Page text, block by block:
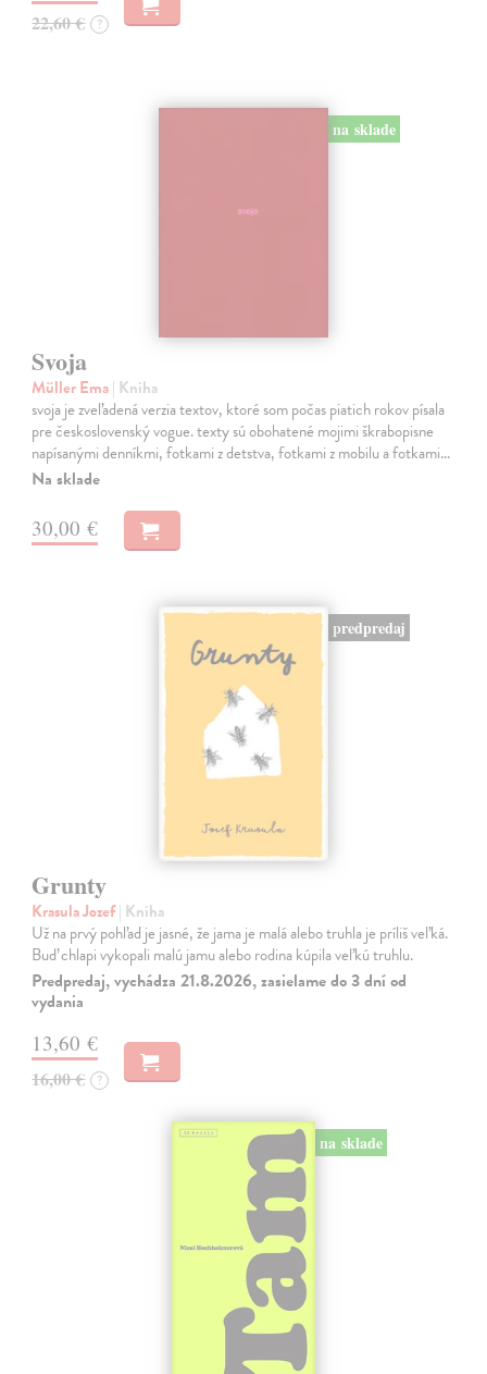
22,60 € ?
na sklade
Svoja
Müller Ema| Kniha
svoja je zveľadená verzia textov, ktoré som počas piatich rokov písala
pre československý vogue. texty sú obohatené mojimi škrabopisne
napísanými denníkmi, fotkami z detstva, fotkami z mobilu a fotkami…
Na sklade
30,00 €
predpredaj
Grunty
Krasula Jozef| Kniha
Už na prvý pohľad je jasné, že jama je malá alebo truhla je príliš veľká.
Buď chlapi vykopali malú jamu alebo rodina kúpila veľkú truhlu.
Predpredaj, vychádza 21.8.2026, zasielame do 3 dní od
vydania
13,60 €
16,00 € ?
na sklade